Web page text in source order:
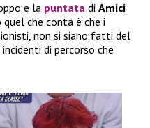
e la puntata di Amici
che conta è che i
non si siano fatti del
di percorso che